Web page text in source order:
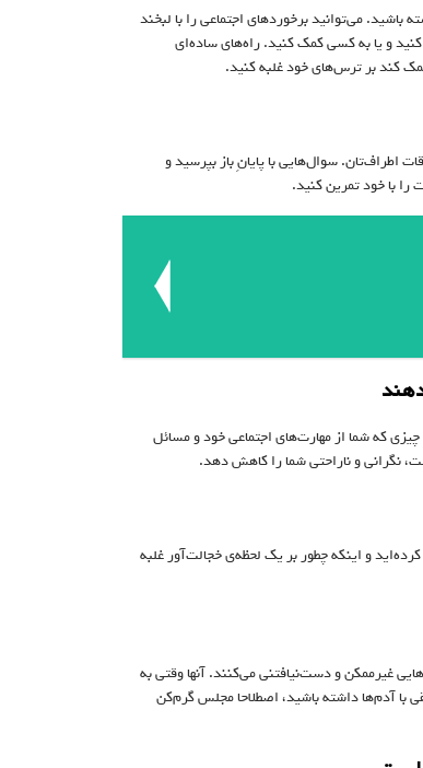
می‌توانید برخوردهای اجتماعی را با لبخند‌
و یا به کسی کمک کنید. راه‌های ساده‌ای
کند بر ترس‌های خود غلبه کنید.
اطراف‌تان. سوال‌هایی با پایانِ باز بپرسید و
را با خود تمرین کنید.
که شما از مهارت‌های اجتماعی خود و مسائل
نگرانی و ناراحتی شما را کاهش دهد.
و اینکه چطور بر یک لحظه‌ی خجالت‌آور غلبه
غیرممکن و دست‌نیافتنی می‌کنند. آنها وقتی به
با آدم‌ها داشته باشید، اصطلاحا مجلس گرم‌کن